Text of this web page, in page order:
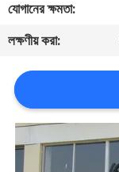
উদ্ধৃতির
জন্য
আবেদন
সাইট
ম্যাপ
যোগানের ক্ষমতা:
লক্ষণীয় করা: